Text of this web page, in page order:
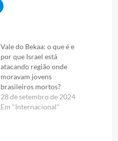
Vale do Bekaa: o que é e
por que Israel está
atacando região onde
moravam jovens
brasileiros mortos?
28 de setembro de 2024
Em "Internacional"